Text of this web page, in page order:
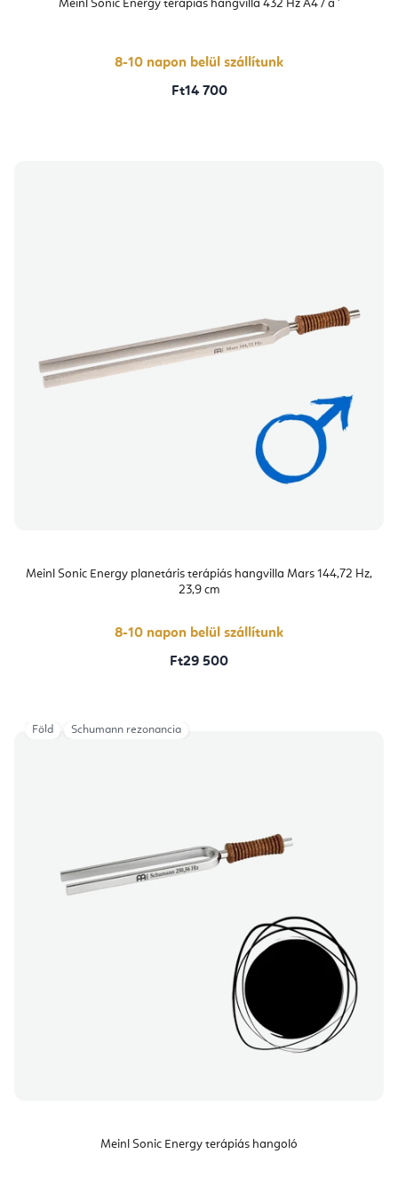
Meinl Sonic Energy terápiás hangvilla 432 Hz A4 / a '
értékelése
csillag.
8-10 napon belül szállítunk
Ft14 700
Meinl Sonic Energy planetáris terápiás hangvilla Mars 144,72 Hz,
23,9 cm
8-10 napon belül szállítunk
Ft29 500
Meinl Sonic Energy terápiás hangoló
Föld Schumann rezonancia